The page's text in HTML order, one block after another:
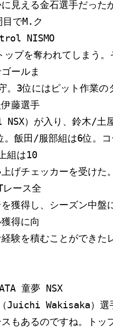
に見える金石選手だった
目でM.ク
NISMO
ップを奪われてしまう
ールま
。3位にはピット作業
藤選手
）が入り、鈴木/土
。飯田/服部組は6位。
組は10
げチェッカーを受けた
レース全
獲得し、シーズン中盤
得に向
験を積むことができた
童夢 NSX
Juichi Wakisaka）選
もあるのですね。トッ